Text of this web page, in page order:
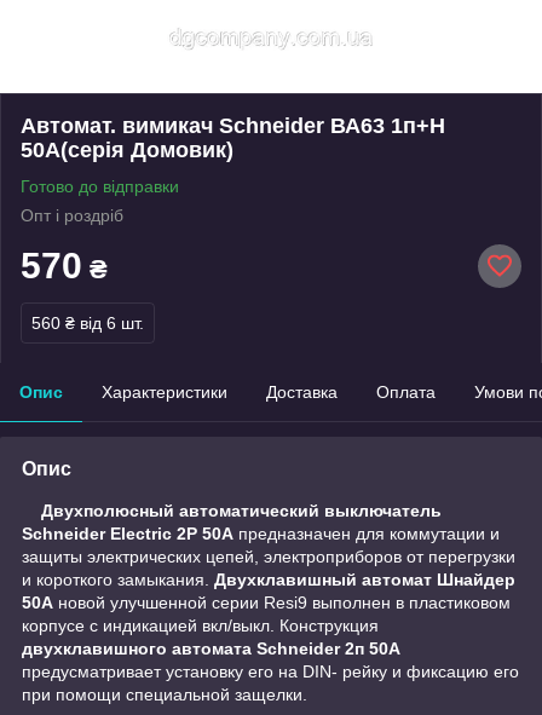
Автомат. вимикач Schneider ВА63 1п+H
50А(серія Домовик)
Готово до відправки
Опт і роздріб
570 ₴
560 ₴ від 6 шт.
Опис Характеристики Доставка Оплата Умови
Опис
Двухполюсный автоматический выключатель
Schneider Electriс 2P 50A предназначен для коммутации и
защиты электрических цепей, электроприборов от перегрузки
и короткого замыкания. Двухклавишный автомат Шнайдер
50А новой улучшенной серии Resi9 выполнен в пластиковом
корпусе с индикацией вкл/выкл. Конструкция
двухклавишного автомата Schneider 2п 50А
предусматривает установку его на DIN- рейку и фиксацию его
при помощи специальной защелки.